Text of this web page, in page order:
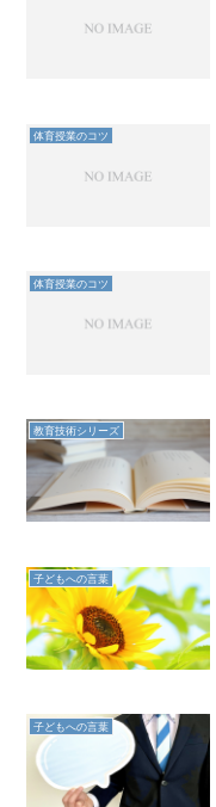
体育授業のコツ
体育授業のコツ
教育技術シリーズ
子どもへの言葉
子どもへの言葉